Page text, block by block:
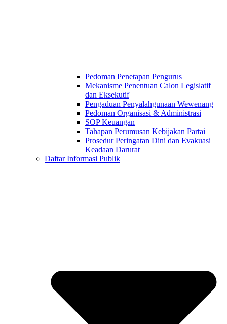
Pedoman Penetapan Pengurus
Mekanisme Penentuan Calon Legislatif
dan Eksekutif
Pengaduan Penyalahgunaan Wewenang
Pedoman Organisasi & Administrasi
SOP Keuangan
Tahapan Perumusan Kebijakan Partai
Prosedur Peringatan Dini dan Evakuasi
Keadaan Darurat
Daftar Informasi Publik